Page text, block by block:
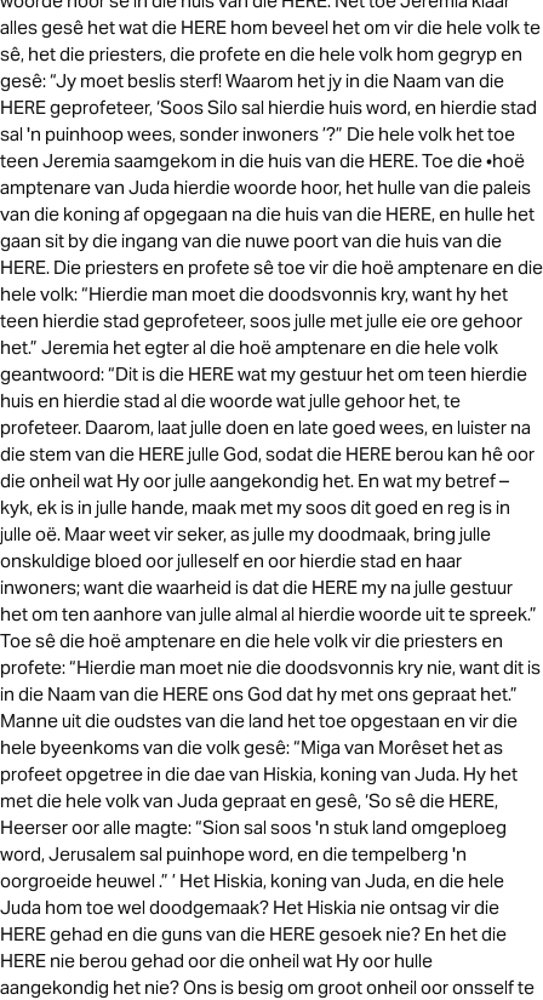
alles gesê het wat die HERE hom beveel het om vir die hele volk te
sê, het die priesters, die profete en die hele volk hom gegryp en
gesê: “Jy moet beslis sterf! Waarom het jy in die Naam van die
HERE geprofeteer, ‘Soos Silo sal hierdie huis word, en hierdie stad
sal 'n puinhoop wees, sonder inwoners ’?” Die hele volk het toe
teen Jeremia saamgekom in die huis van die HERE. Toe die •hoë
amptenare van Juda hierdie woorde hoor, het hulle van die paleis
van die koning af opgegaan na die huis van die HERE, en hulle het
gaan sit by die ingang van die nuwe poort van die huis van die
HERE. Die priesters en profete sê toe vir die hoë amptenare en die
hele volk: “Hierdie man moet die doodsvonnis kry, want hy het
teen hierdie stad geprofeteer, soos julle met julle eie ore gehoor
het.” Jeremia het egter al die hoë amptenare en die hele volk
geantwoord: “Dit is die HERE wat my gestuur het om teen hierdie
huis en hierdie stad al die woorde wat julle gehoor het, te
profeteer. Daarom, laat julle doen en late goed wees, en luister na
die stem van die HERE julle God, sodat die HERE berou kan hê oor
die onheil wat Hy oor julle aangekondig het. En wat my betref –
kyk, ek is in julle hande, maak met my soos dit goed en reg is in
julle oë. Maar weet vir seker, as julle my doodmaak, bring julle
onskuldige bloed oor julleself en oor hierdie stad en haar
inwoners; want die waarheid is dat die HERE my na julle gestuur
het om ten aanhore van julle almal al hierdie woorde uit te spreek.”
Toe sê die hoë amptenare en die hele volk vir die priesters en
profete: “Hierdie man moet nie die doodsvonnis kry nie, want dit is
in die Naam van die HERE ons God dat hy met ons gepraat het.”
Manne uit die oudstes van die land het toe opgestaan en vir die
hele byeenkoms van die volk gesê: “Miga van Morêset het as
profeet opgetree in die dae van Hiskia, koning van Juda. Hy het
met die hele volk van Juda gepraat en gesê, ‘So sê die HERE,
Heerser oor alle magte: “Sion sal soos 'n stuk land omgeploeg
word, Jerusalem sal puinhope word, en die tempelberg 'n
oorgroeide heuwel .” ’ Het Hiskia, koning van Juda, en die hele
Juda hom toe wel doodgemaak? Het Hiskia nie ontsag vir die
HERE gehad en die guns van die HERE gesoek nie? En het die
HERE nie berou gehad oor die onheil wat Hy oor hulle
aangekondig het nie? Ons is besig om groot onheil oor onsself te